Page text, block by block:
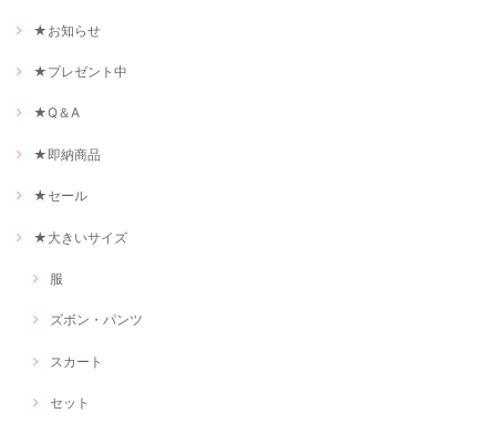
★お知らせ
★プレゼント中
★Q＆A
★即納商品
★セール
★大きいサイズ
服
ズボン・パンツ
スカート
セット